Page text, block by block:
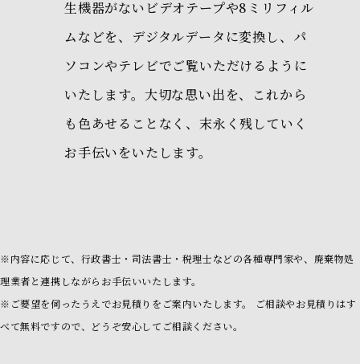
生機器がないビデオテープや8ミリフィル
ムなどを、デジタルデータに変換し、パ
ソコンやテレビでご覧いただけるように
いたします。大切な思い出を、これから
も色あせることなく、末永く残していく
お手伝いをいたします。
※内容に応じて、行政書士・司法書士・税理士などの各種専門家や、廃棄物処
理業者と連携しながらお手伝いいたします。
※ご要望を伺ったうえでお見積りをご案内いたします。 ご相談やお見積りはす
べて無料ですので、どうぞ安心してご相談ください。